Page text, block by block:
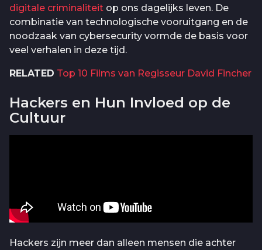
digitale criminaliteit op ons dagelijks leven. De
combinatie van technologische vooruitgang en de
noodzaak van cybersecurity vormde de basis voor
veel verhalen in deze tijd.
RELATED Top 10 Films van Regisseur David Fincher
Hackers en Hun Invloed op de
Cultuur
Hackers zijn meer dan alleen mensen die achter